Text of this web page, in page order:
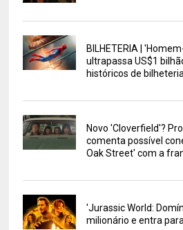
BILHETERIA |
ultrapassa US$1
históricos de bilheteria
Novo 'Cloverfield'?
comenta possível
Oak Street' com a
'Jurassic World:
milionário e entra